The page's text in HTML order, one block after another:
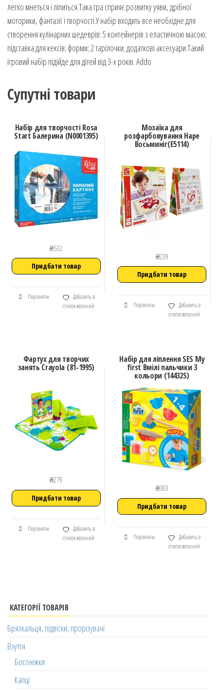
легко мнеться і ліпиться.Така гра сприяє розвитку уяви, дрібної
моторики, фантазії і творчості.У набір входить все необхідне для
створення кулінарних шедеврів: 5 контейнерів з еластичною масою;
підставка для кексів; форми; 2 тарілочки; додаткові аксесуари.Такий
ігровий набір підійде для дітей від 3-х років. Addo
Супутні товари
Набір для творчості Rosa
Start Балерина (N0001395)
₴532
Придбати товар
Порівняти
Добавить в
список желаний
Мозаїка для
розфарбовування Hape
Восьминіг(E5114)
₴239
Придбати товар
Порівняти
Добавить в
список желаний
Фартух для творчих
занять Crayola (81-1995)
₴279
Придбати товар
Порівняти
Добавить в
список желаний
Набір для ліплення SES My
first Вмілі пальчики 3
кольори (14432S)
₴383
Придбати товар
Порівняти
Добавить в
список желаний
КАТЕГОРІЇ ТОВАРІВ
Брязкальця, підвіски, прорізувачі
Взуття
Босоніжки
Капці